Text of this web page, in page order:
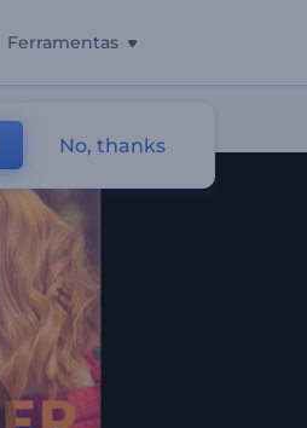
Ferramentas
No, thanks